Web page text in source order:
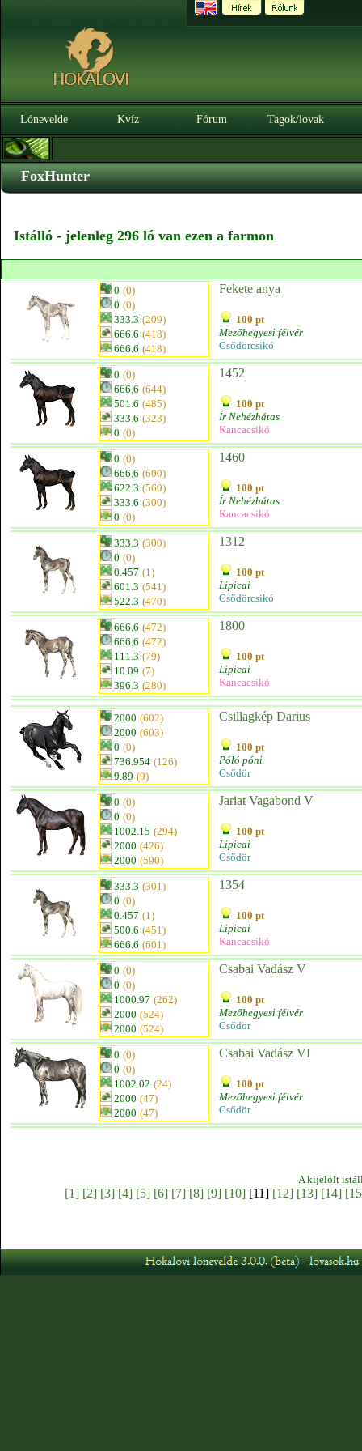
Lónevelde Kvíz Fórum Tagok/lovak
FoxHunter
Istálló - jelenleg 296 ló van ezen a farmon
0 (0)
0 (0)
333.3 (209)
666.6 (418)
666.6 (418)
Fekete anya
100 pt
Mezőhegyesi félvér
Csődörcsikó
0 (0)
666.6 (644)
501.6 (485)
333.6 (323)
0 (0)
1452
100 pt
Ír Nehézhátas
Kancacsikó
0 (0)
666.6 (600)
622.3 (560)
333.6 (300)
0 (0)
1460
100 pt
Ír Nehézhátas
Kancacsikó
333.3 (300)
0 (0)
0.457 (1)
601.3 (541)
522.3 (470)
1312
100 pt
Lipicai
Csődörcsikó
666.6 (472)
666.6 (472)
111.3 (79)
10.09 (7)
396.3 (280)
1800
100 pt
Lipicai
Kancacsikó
2000 (602)
2000 (603)
0 (0)
736.954 (126)
9.89 (9)
Csillagkép Darius
100 pt
Póló póni
Csődör
0 (0)
0 (0)
1002.15 (294)
2000 (426)
2000 (590)
Jariat Vagabond V
100 pt
Lipicai
Csődör
333.3 (301)
0 (0)
0.457 (1)
500.6 (451)
666.6 (601)
1354
100 pt
Lipicai
Kancacsikó
0 (0)
0 (0)
1000.97 (262)
2000 (524)
2000 (524)
Csabai Vadász V
100 pt
Mezőhegyesi félvér
Csődör
0 (0)
0 (0)
1002.02 (24)
2000 (47)
2000 (47)
Csabai Vadász VI
100 pt
Mezőhegyesi félvér
Csődör
A kijelölt
[1] [2] [3] [4] [5] [6] [7] [8] [9] [10][11] [12] [13] [14]